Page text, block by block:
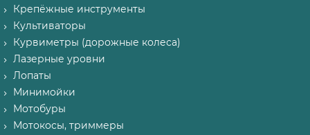
Крепёжные инструменты
Культиваторы
Курвиметры (дорожные колеса)
Лазерные уровни
Лопаты
Минимойки
Мотобуры
Мотокосы, триммеры